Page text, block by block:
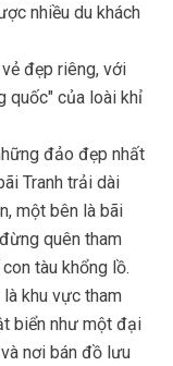
nhiều du khách
đẹp riêng, với
quốc" của loài khỉ
đảo đẹp nhất
Tranh trải dài
một bên là bãi
quên tham
tàu khổng lồ.
khu vực tham
biển như một đại
nơi bán đồ lưu